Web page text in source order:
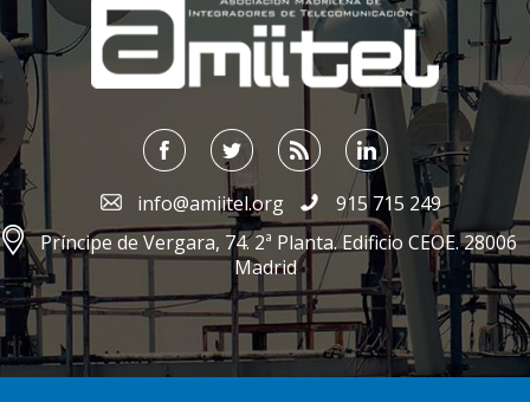
info@amiitel.org
915 715 249
Príncipe de Vergara, 74. 2ª Planta. Edificio CEOE. 28006
Madrid